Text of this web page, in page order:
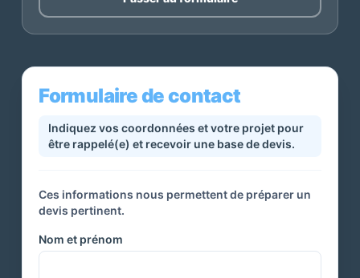
Formulaire de contact
Indiquez vos coordonnées et votre projet pour
être rappelé(e) et recevoir une base de devis.
Ces informations nous permettent de préparer un
devis pertinent.
Nom et prénom